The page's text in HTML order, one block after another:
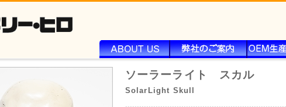
ソーラーライト スカル
SolarLight Skull